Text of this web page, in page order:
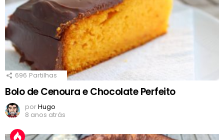
696 Partilhas
Bolo de Cenoura e Chocolate Perfeito
porHugo
8 anos atrás